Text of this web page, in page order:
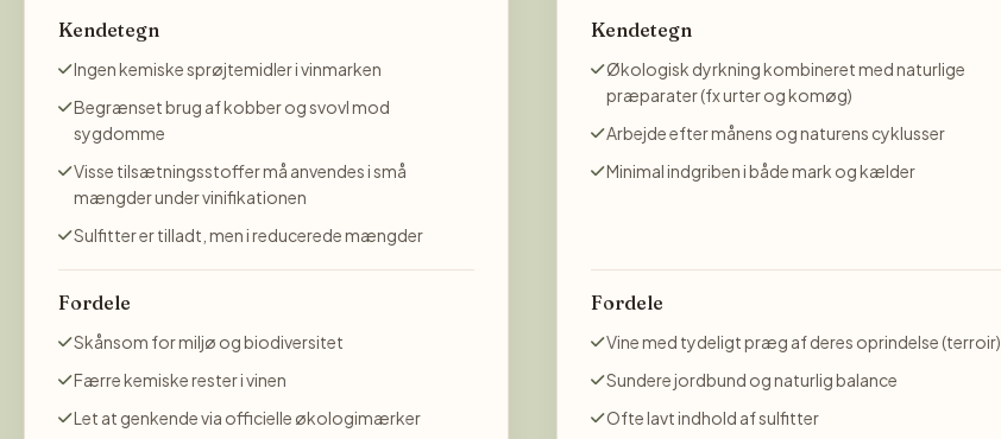
Kendetegn
Ingen kemiske sprøjtemidler i vinmarken
Begrænset brug af kobber og svovl mod
sygdomme
Visse tilsætningsstoffer må anvendes i små
mængder under vinifikationen
Sulfitter er tilladt, men i reducerede mængder
Fordele
Skånsom for miljø og biodiversitet
Færre kemiske rester i vinen
Let at genkende via officielle økologimærker
Kendetegn
Økologisk dyrkning kombineret med naturlige
præparater (fx urter og komøg)
Arbejde efter månens og naturens cyklusser
Minimal indgriben i både mark og kælder
Fordele
Vine med tydeligt præg af deres oprindelse (terroir)
Sundere jordbund og naturlig balance
Ofte lavt indhold af sulfitter